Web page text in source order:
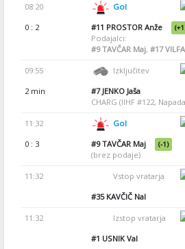
08:20 Gol
0 : 2
#11 PROSTOR Anže
Podajalci:
#9TAVČAR Maj, #17
09:55 Izključitev
2 min
#7JENKO Jaša
CHARG (IIHF #122,
11:32 Gol
0 : 3
#9TAVČAR Maj (-1)
(brez podaje)
11:32 Vstop vratarja
#35KAVČIČ Nal
11:32 Izstop vratarja
#1 USNIK Val